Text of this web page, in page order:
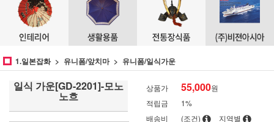
1.일본잡화 유니폼/앞치마 유니폼/일식가운
일식 가운[GD-2201]-모노
노흐
상품가 55,000원
적립금
1%
배송비
(조건) 지역별